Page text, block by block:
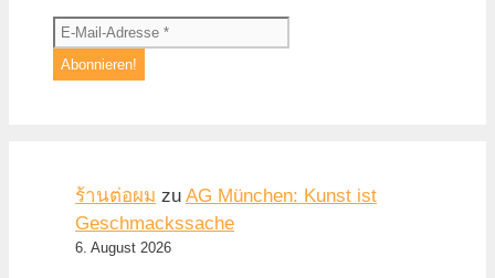
ร้านต่อผม zu AG München: Kunst ist
Geschmackssache
6. August 2026